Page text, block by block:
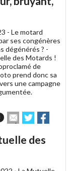
- Le motard
ses congénères
dégénérés ? -
des Motards !
de
prend donc sa
une campagne
Envoyer
cet
à
Partager
sur sur
des